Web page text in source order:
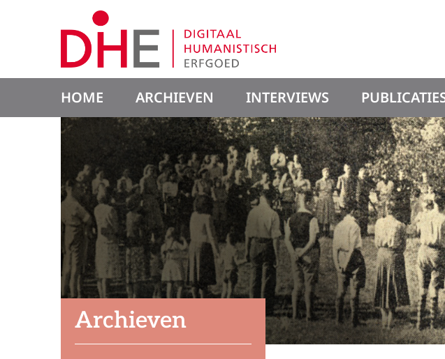
HOME ARCHIEVEN INTERVIEWS
Archieven